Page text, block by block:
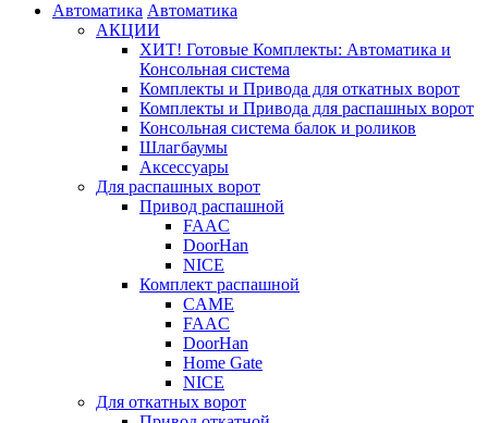
Автоматика Автоматика
АКЦИИ
ХИТ! Готовые Комплекты: Автоматика и
Консольная система
Комплекты и Привода для откатных ворот
Комплекты и Привода для распашных ворот
Консольная система балок и роликов
Шлагбаумы
Аксессуары
Для распашных ворот
Привод распашной
FAAC
DoorHan
NICE
Комплект распашной
CAME
FAAC
DoorHan
Home Gate
NICE
Для откатных ворот